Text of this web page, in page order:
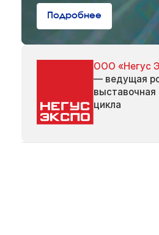
Подробнее
ООО «Негус
— ведущая
выставочная
цикла